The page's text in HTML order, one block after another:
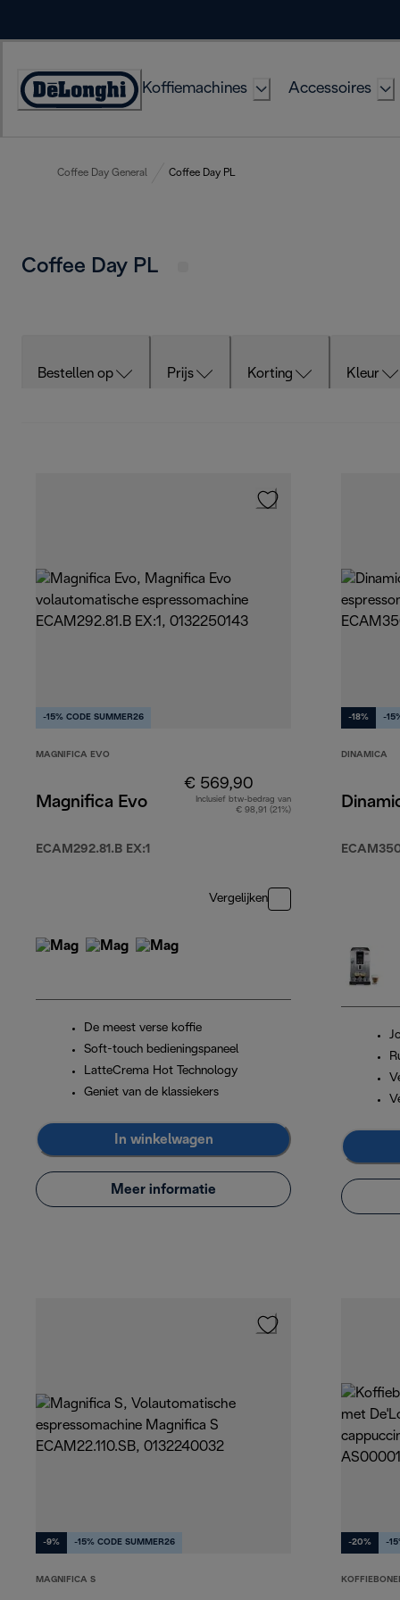
Accessibility
Koffiemachines Accessoires
Coffee Day General Coffee Day PL
Coffee Day PL
Bestellen op Prijs Korting Kleur
-15% CODE SUMMER26
MAGNIFICA EVO
Magnifica Evo
ECAM292.81.B EX:1
€ 569,90
Inclusief btw-bedrag van
€ 98,91 (21%)
Vergelijken
De meest verse koffie
Soft-touch bedieningspaneel
LatteCrema Hot Technology
Geniet van de klassiekers
In winkelwagen
Meer informatie
-18% -
DINAMICA
-9% -15% CODE SUMMER26
MAGNIFICA S
-20% -